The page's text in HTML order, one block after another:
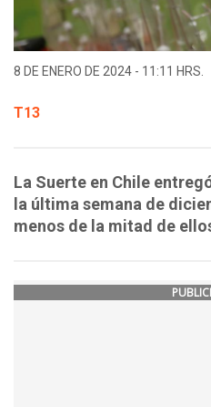
8 DE ENERO DE 2024 - 11:11 HRS.
T13
La Suerte en Chile
la última semana de
menos de la mitad de